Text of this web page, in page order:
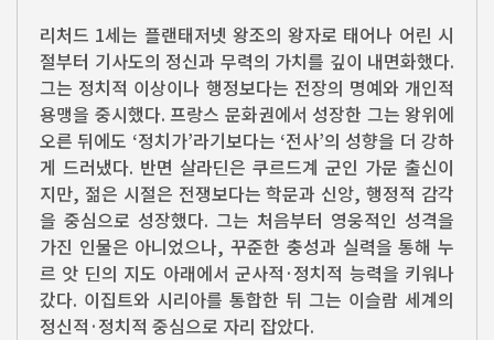
리처드 1세는 플랜태저넷 왕조의 왕자로 태어나 어린 시
절부터 기사도의 정신과 무력의 가치를 깊이 내면화했다.
그는 정치적 이상이나 행정보다는 전장의 명예와 개인적
용맹을 중시했다. 프랑스 문화권에서 성장한 그는 왕위에
오른 뒤에도 ‘정치가’라기보다는 ‘전사’의 성향을 더 강하
게 드러냈다. 반면 살라딘은 쿠르드계 군인 가문 출신이
지만, 젊은 시절은 전쟁보다는 학문과 신앙, 행정적 감각
을 중심으로 성장했다. 그는 처음부터 영웅적인 성격을
가진 인물은 아니었으나, 꾸준한 충성과 실력을 통해 누
르 앗 딘의 지도 아래에서 군사적·정치적 능력을 키워나
갔다. 이집트와 시리아를 통합한 뒤 그는 이슬람 세계의
정신적·정치적 중심으로 자리 잡았다.